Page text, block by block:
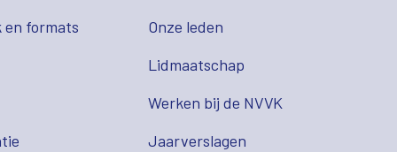
en formats
Onze leden
Lidmaatschap
Werken bij de NVVK
Jaarverslagen